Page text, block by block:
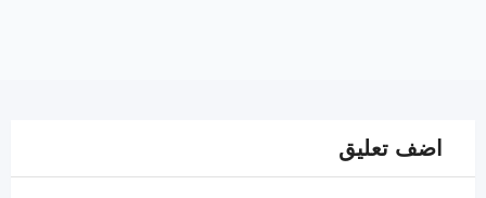
اضف تعليق